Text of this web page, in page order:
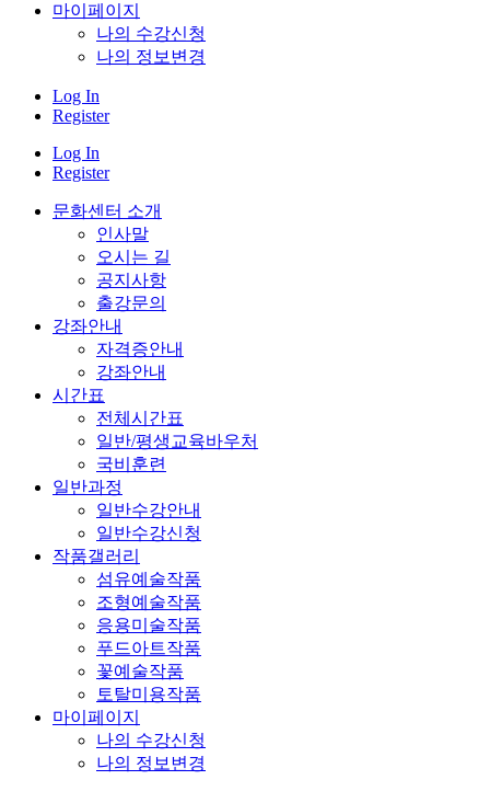
마이페이지
나의 수강신청
나의 정보변경
Log In
Register
Log In
Register
문화센터 소개
인사말
오시는 길
공지사항
출강문의
강좌안내
자격증안내
강좌안내
시간표
전체시간표
일반/평생교육바우처
국비훈련
일반과정
일반수강안내
일반수강신청
작품갤러리
섬유예술작품
조형예술작품
응용미술작품
푸드아트작품
꽃예술작품
토탈미용작품
마이페이지
나의 수강신청
나의 정보변경